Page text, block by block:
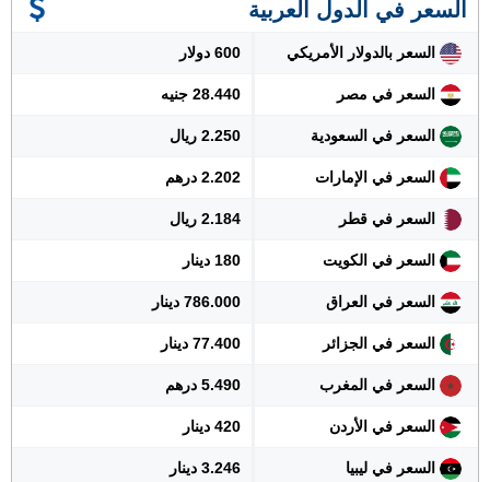
السعر في الدول العربية
السعر بالدولار الأمريكي 600 دولار
السعر في مصر 28.440 جنيه
السعر في السعودية 2.250 ريال
السعر في الإمارات 2.202 درهم
السعر في قطر 2.184 ريال
السعر في الكويت 180 دينار
السعر في العراق 786.000 دينار
السعر في الجزائر 77.400 دينار
السعر في المغرب 5.490 درهم
السعر في الأردن 420 دينار
السعر في ليبيا 3.246 دينار